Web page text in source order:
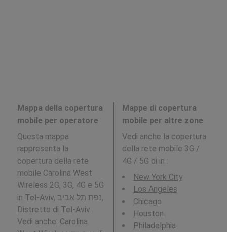
Mappa della copertura
mobile per operatore
Questa mappa
rappresenta la
copertura della rete
mobile Carolina West
Wireless 2G, 3G, 4G e 5G
in Tel-Aviv, נפת תל אביב,
Distretto di Tel-Aviv .
Vedi anche: Carolina
Mappe di copertura
mobile per altre zone
Vedi anche la copertura
della rete mobile 3G /
4G / 5G di in :
New York City
Los Angeles
Chicago
Houston
Philadelphia